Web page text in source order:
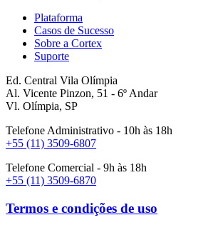
Plataforma
Casos de Sucesso
Sobre a Cortex
Suporte
Ed. Central Vila Olímpia
Al. Vicente Pinzon, 51 - 6º Andar
Vl. Olímpia, SP
Telefone Administrativo - 10h às 18h
+55 (11) 3509-6807
Telefone Comercial - 9h às 18h
+55 (11) 3509-6870
Termos e condições de uso